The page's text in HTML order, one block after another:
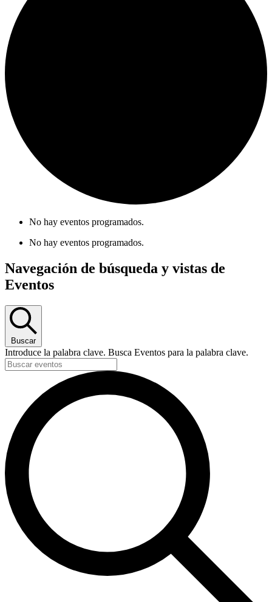
No hay eventos programados.
No hay eventos programados.
Navegación de búsqueda y vistas de
Eventos
Buscar
Introduce la palabra clave. Busca Eventos para la palabra clave.